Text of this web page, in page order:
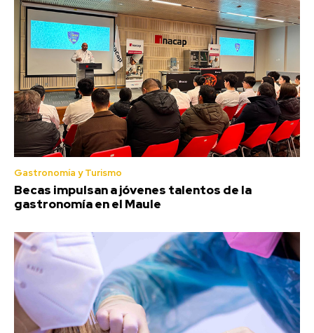
Gastronomía y Turismo
Becas impulsan a jóvenes talentos de la
gastronomía en el Maule